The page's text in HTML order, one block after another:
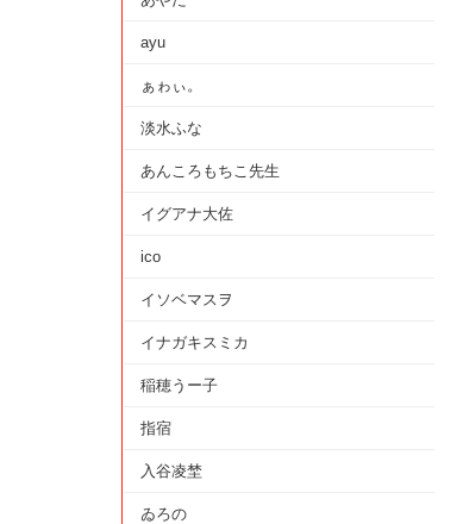
ayu
ぁゎぃ。
淡水ふな
あんころもちこ先生
イグアナ大佐
ico
イソベマスヲ
イナガキスミカ
稲穂うー子
指宿
入谷凌埜
ゐろの